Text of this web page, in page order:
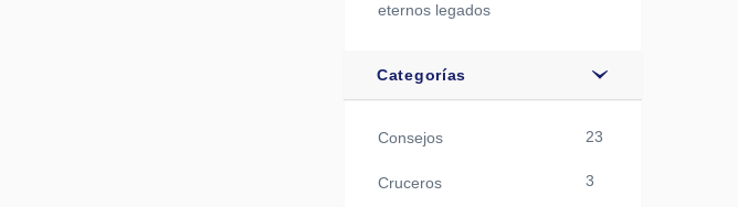
eternos legados
Categorías
Consejos 23
Cruceros 3